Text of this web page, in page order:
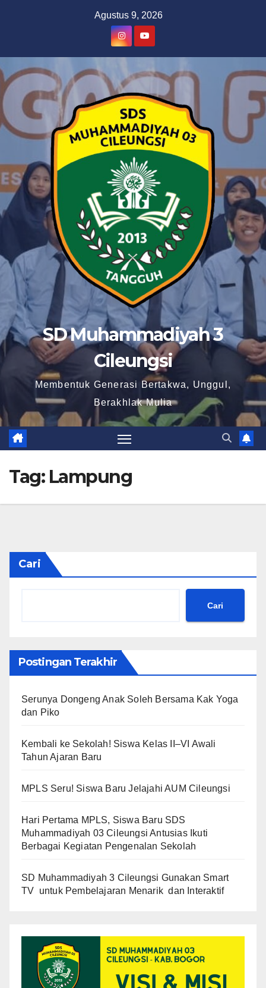
Agustus 9, 2026
SD Muhammadiyah 3
Cileungsi
Membentuk Generasi Bertakwa, Unggul,
Berakhlak Mulia
Tag: Lampung
Cari
Cari
Postingan Terakhir
Serunya Dongeng Anak Soleh Bersama Kak Yoga
dan Piko
Kembali ke Sekolah! Siswa Kelas II–VI Awali
Tahun Ajaran Baru
MPLS Seru! Siswa Baru Jelajahi AUM Cileungsi
Hari Pertama MPLS, Siswa Baru SDS
Muhammadiyah 03 Cileungsi Antusias Ikuti
Berbagai Kegiatan Pengenalan Sekolah
SD Muhammadiyah 3 Cileungsi Gunakan Smart
TV untuk Pembelajaran Menarik dan Interaktif